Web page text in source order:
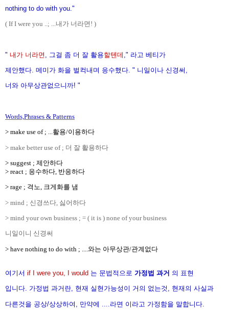
nothing to do with you."
( If I were you ..; ...내가 너라면! )
" 내가 너라면 , 그걸 좀 더 잘 활용할텐데 ," 라고 베티가
제안했다. 메미가 화을 벌컥내며 응수했다. " 니일이나 신경써,
너와 아무상관없으니까! "
Words,Phrases & Patterns
> make use of ; ...활용/이용하다
> make better use of ; 더 잘 활용하다
> suggest ; 제안하다
> react ; 응수하다, 반응하다
> rage ; 격노, 크게화를 냄
> mind ; 신경쓰다, 싫어하다
> mind your own business ; = ( it is ) none of your business
니일이니 신경써
> have nothing to do with ; ....와는 아무상관/관계없다
여기서 if I were you, I would 는 문법적으로 가정법 과거 의 표현
입니다. 가정법 과거란, 현재 실현가능성이 거의 없는것, 현재의 사실과
다른것을 공상/상상하여, 만약에 ....라면 이라고 가정함을 말합니다.